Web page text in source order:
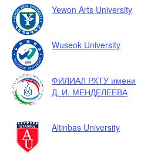
Yewon Arts University
Wuseok University
ФИЛИАЛ РХТУ имени
Д. И. МЕНДЕЛЕЕВА
Altinbas University